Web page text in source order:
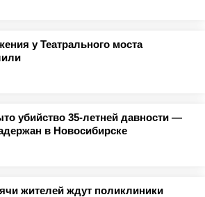
у Театрального моста
убийство 35-летней давности —
в Новосибирске
жителей ждут поликлиники